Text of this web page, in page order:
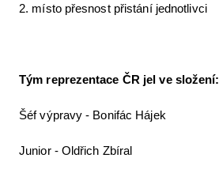
2. místo přesnost přistání jednotlivci
Tým reprezentace ČR jel ve složení:
Šéf výpravy - Bonifác Hájek
Junior - Oldřich Zbíral